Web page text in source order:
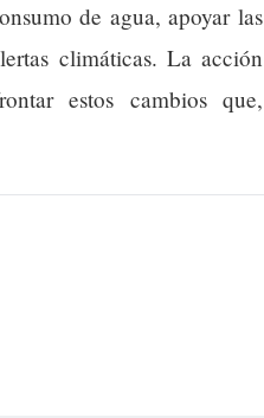
de agua, apoyar las
climáticas. La acción
estos cambios que,